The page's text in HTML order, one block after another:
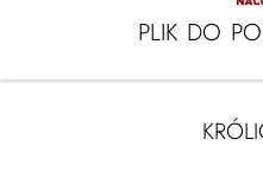
PLIK DO